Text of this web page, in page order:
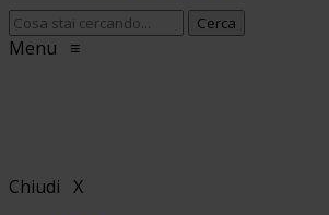
Menu ≡
Chiudi X